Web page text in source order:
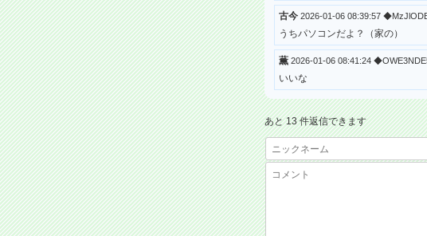
古今 2026-01-06 08:39:57
うちパソコンだよ？（家の）
薫 2026-01-06 08:41:24
いいな
あと 13 件返信できます